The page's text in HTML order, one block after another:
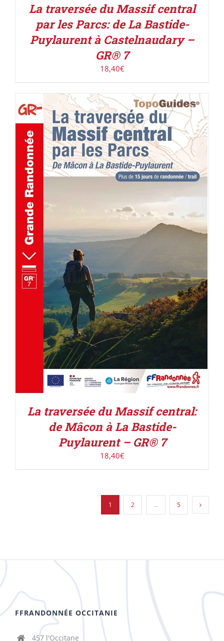
La traversée du Massif central
par les Parcs: de La Bastide-
Puylaurent à Castelnaudary –
GR® 7
18,40€
AJOUTER AU PANIER
La traversée du Massif central:
de Mâcon à La Bastide-
Puylaurent – GR® 7
18,40€
1 2 … 5
FFRANDONNÉE OCCITANIE
457 l'Occitane